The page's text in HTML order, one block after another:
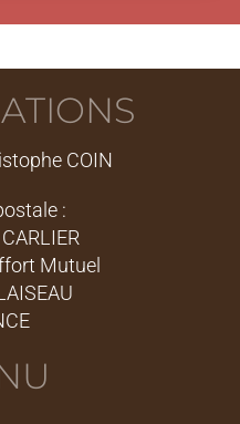
COIN
:
Mutuel